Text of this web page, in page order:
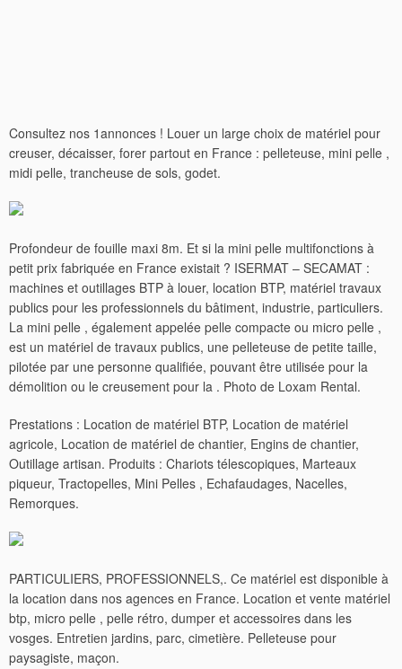
Consultez nos 1annonces ! Louer un large choix de matériel pour
creuser, décaisser, forer partout en France : pelleteuse, mini pelle ,
midi pelle, trancheuse de sols, godet.
Profondeur de fouille maxi 8m. Et si la mini pelle multifonctions à
petit prix fabriquée en France existait ? ISERMAT – SECAMAT :
machines et outillages BTP à louer, location BTP, matériel travaux
publics pour les professionnels du bâtiment, industrie, particuliers.
La mini pelle , également appelée pelle compacte ou micro pelle ,
est un matériel de travaux publics, une pelleteuse de petite taille,
pilotée par une personne qualifiée, pouvant être utilisée pour la
démolition ou le creusement pour la . Photo de Loxam Rental.
Prestations : Location de matériel BTP, Location de matériel
agricole, Location de matériel de chantier, Engins de chantier,
Outillage artisan. Produits : Chariots télescopiques, Marteaux
piqueur, Tractopelles, Mini Pelles , Echafaudages, Nacelles,
Remorques.
PARTICULIERS, PROFESSIONNELS,. Ce matériel est disponible à
la location dans nos agences en France. Location et vente matériel
btp, micro pelle , pelle rétro, dumper et accessoires dans les
vosges. Entretien jardins, parc, cimetière. Pelleteuse pour
paysagiste, maçon.